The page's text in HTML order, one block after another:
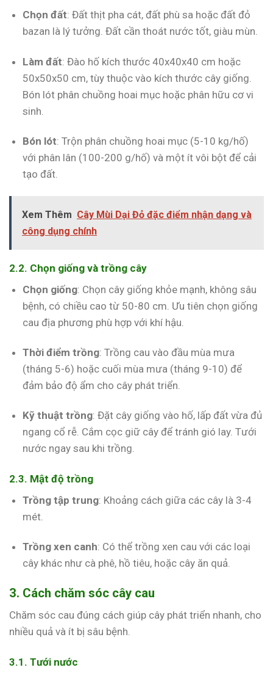
Chọn đất: Đất thịt pha cát, đất phù sa hoặc đất đỏ
bazan là lý tưởng. Đất cần thoát nước tốt, giàu mùn.
Làm đất: Đào hố kích thước 40x40x40 cm hoặc
50x50x50 cm, tùy thuộc vào kích thước cây giống.
Bón lót phân chuồng hoai mục hoặc phân hữu cơ vi
sinh.
Bón lót: Trộn phân chuồng hoai mục (5-10 kg/hố)
với phân lân (100-200 g/hố) và một ít vôi bột để cải
tạo đất.
Xem Thêm Cây Mùi Dại Đỏ đặc điểm nhận dạng và
công dụng chính
2.2. Chọn giống và trồng cây
Chọn giống: Chọn cây giống khỏe mạnh, không sâu
bệnh, có chiều cao từ 50-80 cm. Ưu tiên chọn giống
cau địa phương phù hợp với khí hậu.
Thời điểm trồng: Trồng cau vào đầu mùa mưa
(tháng 5-6) hoặc cuối mùa mưa (tháng 9-10) để
đảm bảo độ ẩm cho cây phát triển.
Kỹ thuật trồng: Đặt cây giống vào hố, lấp đất vừa đủ
ngang cổ rễ. Cắm cọc giữ cây để tránh gió lay. Tưới
nước ngay sau khi trồng.
2.3. Mật độ trồng
Trồng tập trung: Khoảng cách giữa các cây là 3-4
mét.
Trồng xen canh: Có thể trồng xen cau với các loại
cây khác như cà phê, hồ tiêu, hoặc cây ăn quả.
3. Cách chăm sóc cây cau
Chăm sóc cau đúng cách giúp cây phát triển nhanh, cho
nhiều quả và ít bị sâu bệnh.
3.1. Tưới nước